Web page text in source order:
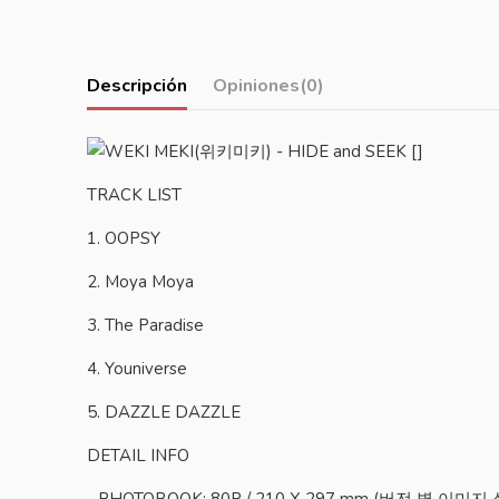
Descripción Opiniones(0)
TRACK LIST
1. OOPSY
2. Moya Moya
3. The Paradise
4. Youniverse
5. DAZZLE DAZZLE
DETAIL INFO